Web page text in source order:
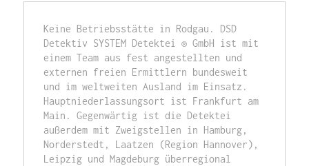
Keine Betriebsstätte in Rodgau. DSD
Detektiv SYSTEM Detektei ® GmbH ist mit
einem Team aus fest angestellten und
externen freien Ermittlern bundesweit
und im weltweiten Ausland im Einsatz.
Hauptniederlassungsort ist Frankfurt am
Main. Gegenwärtig ist die Detektei
außerdem mit Zweigstellen in Hamburg,
Norderstedt, Laatzen (Region Hannover),
Leipzig und Magdeburg überregional